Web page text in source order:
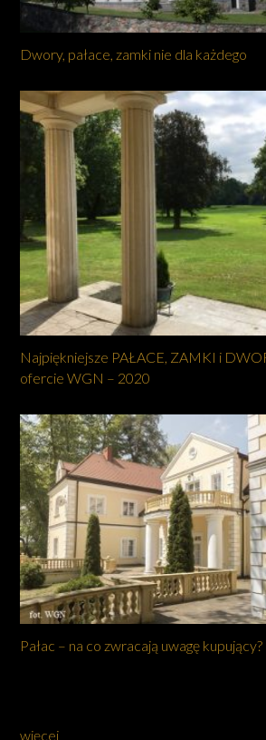
Dwory, pałace, zamki nie dla każdego
Najpiękniejsze PAŁACE, ZAMKI i
ofercie WGN – 2020
Pałac – na co zwracają uwagę kupujący?
więcej